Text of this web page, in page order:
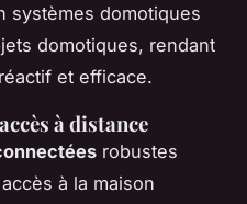
systèmes domotiques
domotiques, rendant
et efficace.
à distance
robustes
à la maison